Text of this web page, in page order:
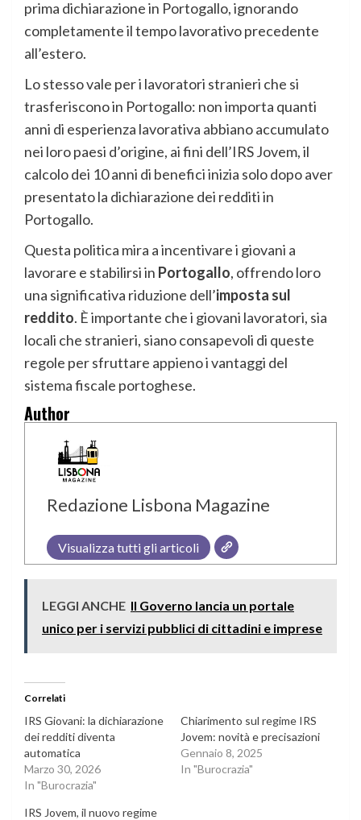
prima dichiarazione in Portogallo, ignorando
completamente il tempo lavorativo precedente
all’estero.
Lo stesso vale per i lavoratori stranieri che si
trasferiscono in Portogallo: non importa quanti
anni di esperienza lavorativa abbiano accumulato
nei loro paesi d’origine, ai fini dell’IRS Jovem, il
calcolo dei 10 anni di benefici inizia solo dopo aver
presentato la dichiarazione dei redditi in
Portogallo.
Questa politica mira a incentivare i giovani a
lavorare e stabilirsi in Portogallo, offrendo loro
una significativa riduzione dell’imposta sul
reddito. È importante che i giovani lavoratori, sia
locali che stranieri, siano consapevoli di queste
regole per sfruttare appieno i vantaggi del
sistema fiscale portoghese.
Author
Redazione Lisbona Magazine
Visualizza tutti gli articoli
LEGGI ANCHE Il Governo lancia un portale
unico per i servizi pubblici di cittadini e imprese
Correlati
IRS Giovani: la dichiarazione
dei redditi diventa
automatica
Marzo 30, 2026
In "Burocrazia"
Chiarimento sul regime IRS
Jovem: novità e precisazioni
Gennaio 8, 2025
In "Burocrazia"
IRS Jovem, il nuovo regime